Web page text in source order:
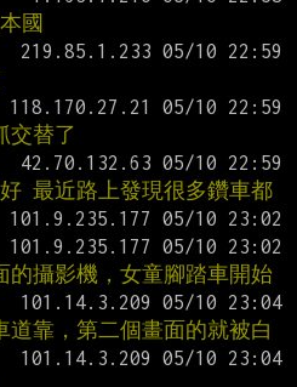
國
交替了
最近路上發現很多鑽車都
的攝影機，女童腳踏車開始
靠，第二個畫面的就被白